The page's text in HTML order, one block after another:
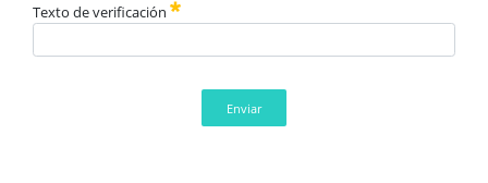
Texto de verificación
Enviar